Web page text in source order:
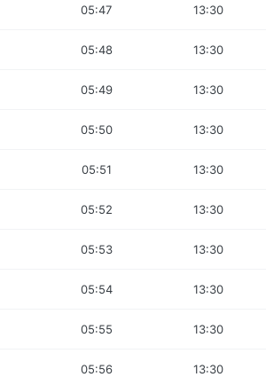
05:47 13:30
05:48 13:30
05:49 13:30
05:50 13:30
05:51 13:30
05:52 13:30
05:53 13:30
05:54 13:30
05:55 13:30
05:56 13:30